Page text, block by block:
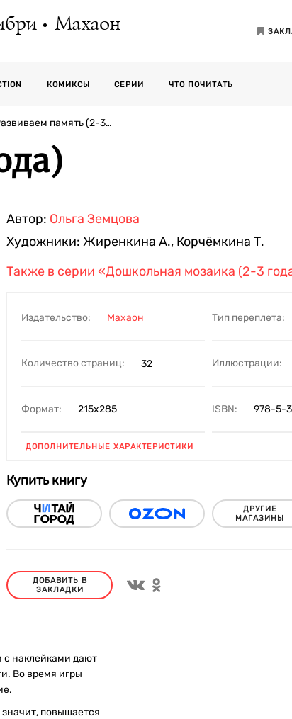
Махаон
КОМИКСЫ СЕРИИ ЧТО ПОЧИТАТЬ
память (2-3…
Автор: Ольга Земцова
Художники: Жиренкина А., Корчёмкина Т.
Также в серии «Дошкольная мозаика (2-3
Издательство: Махаон Тип переплета:
Количество страниц: 32 Иллюстрации:
Формат: 215х285 ISBN: 978-5-
ДОПОЛНИТЕЛЬНЫЕ ХАРАКТЕРИСТИКИ
Купить книгу
ДРУГИЕ
МАГАЗИНЫ
ДОБАВИТЬ В
ЗАКЛАДКИ
с наклейками дают
Во время игры
значит, повышается